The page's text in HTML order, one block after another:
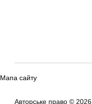
Мапа сайту
Авторське право © 2026